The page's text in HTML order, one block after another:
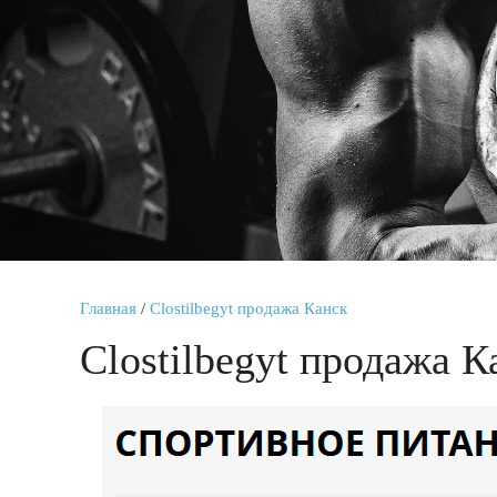
Главная / Clostilbegyt продажа Канск
Clostilbegyt продажа